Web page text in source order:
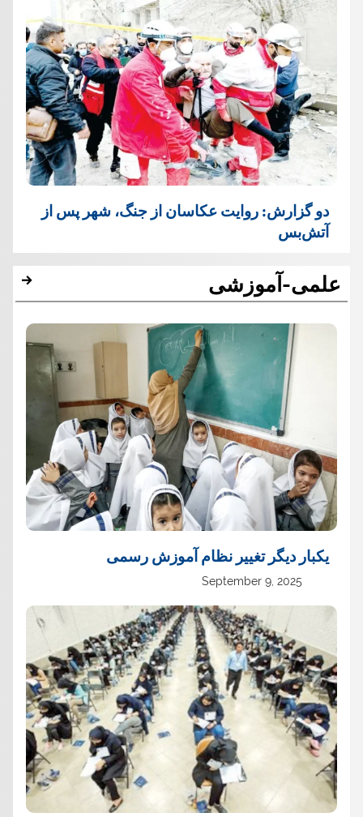
دو گزارش: روایت عکاسان از جنگ، شهر پس از
آتش‌بس
علمی-آموزشی
یک‏بار دیگر تغییر نظام آموزش رسمی
September 9, 2025